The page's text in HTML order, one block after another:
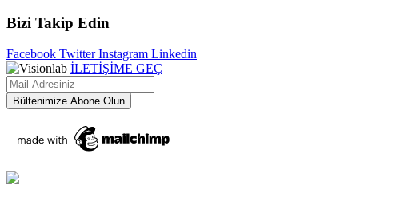
Bizi Takip Edin
Facebook TwitterInstagram Linkedin
İLETİŞİME GEÇ